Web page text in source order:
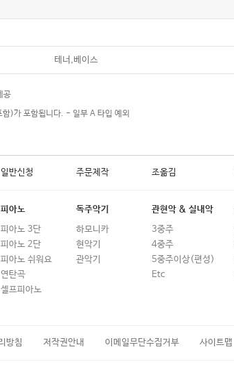
테너,베이스
공
)가 포함됩니다. - 일부 A 타입 예외
일반신청 주문제작 조옮김
피아노
피아노 3단
피아노 2단
피아노 쉬워요
연탄곡
셀프피아노
독주악기
하모니카
현악기
관악기
관현악 & 실내악
3중주
4중주
5중주이상(편성)
Etc
방침 저작권안내 이메일무단수집거부 사이트맵